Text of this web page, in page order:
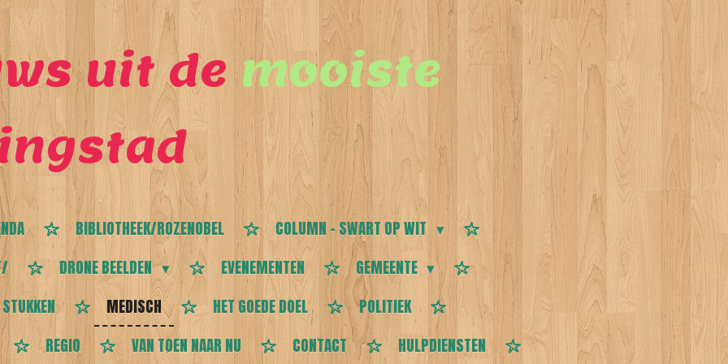
uit demooiste
BIBLIOTHEEK/ROZENOBEL
COLUMN - SWART OP WIT
DRONE BEELDEN EVENEMENTEN
GEMEENTE
MEDISCH HET GOEDE DOEL
POLITIEK
REGIO VAN TOEN NAAR NU CONTACT
HULPDIENSTEN